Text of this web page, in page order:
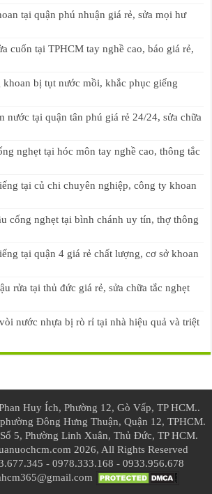
tại quận phú nhuận giá rẻ, sửa mọi hư
cuốn tại TPHCM tay nghề cao, báo giá rẻ,
bị tụt nước mồi, khắc phục giếng
nước tại quận tân phú giá rẻ 24/24, sửa chữa
nghẹt tại hóc môn tay nghề cao, thông tắc
tại củ chi chuyên nghiệp, công ty khoan
cống nghẹt tại bình chánh uy tín, thợ thông
tại quận 4 giá rẻ chất lượng, cơ sở khoan
rửa tại thủ đức giá rẻ, sửa chữa tắc nghẹt
nước nhựa bị rò rỉ tại nhà hiệu quả và triệt
Huy Ích, Phường 12, Gò Vấp, TP HCM..
Đông Hưng Thuận, Quận 12, TPHCM.
5, Phường Linh Xuân, Thủ Đức, TP HCM.
2026, All Rights Reserved
- 0978.333.168 - 0933.956.678